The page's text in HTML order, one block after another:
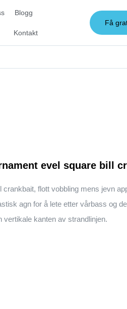
Blogg
Kontakt
Få
evel square bill
crankbait, flott vobbling mens jevn
agn for å lete etter vårbass og
kanten av strandlinjen.